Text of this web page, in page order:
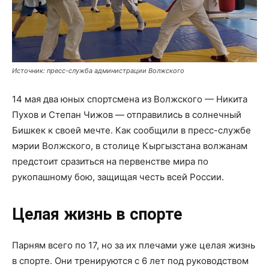
Источник: пресс-служба администрации Волжского
14 мая два юных спортсмена из Волжского — Никита
Пухов и Степан Чижов — отправились в солнечный
Бишкек к своей мечте. Как сообщили в пресс-службе
мэрии Волжского, в столице Кыргызстана волжанам
предстоит сразиться на первенстве мира по
рукопашному бою, защищая честь всей России.
Целая жизнь в спорте
Парням всего по 17, но за их плечами уже целая жизнь
в спорте. Они тренируются с 6 лет под руководством